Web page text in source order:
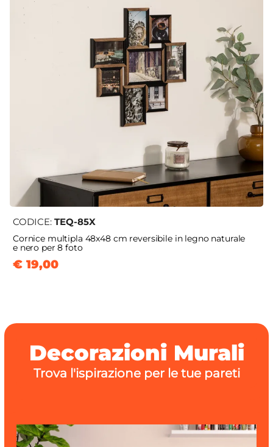
CODICE: TEQ-85X
Cornice multipla 48x48 cm reversibile in legno naturale
e nero per 8 foto
€ 19,00
Decorazioni Murali
Trova l'ispirazione per le tue pareti